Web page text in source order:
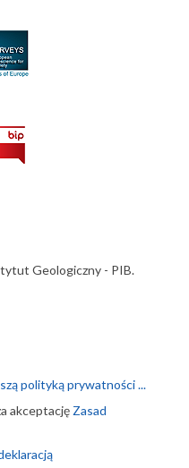
Geologiczny - PIB.
polityką prywatności ...
akceptację Zasad